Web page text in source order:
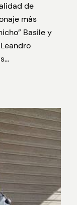
de
más
Basile y